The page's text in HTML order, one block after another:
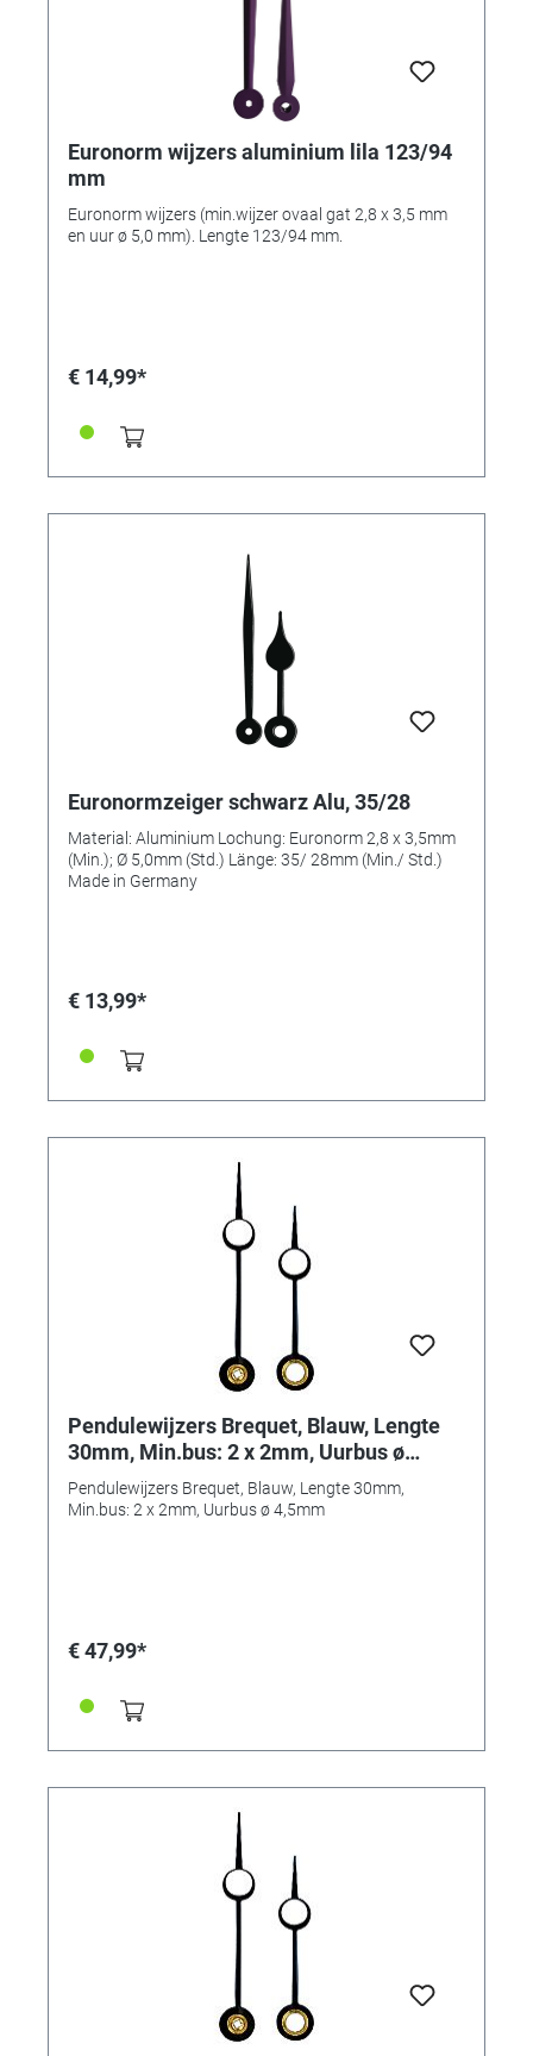
Euronorm wijzers aluminium lila 123/94
mm
Euronorm wijzers (min.wijzer ovaal gat 2,8 x 3,5 mm
en uur ø 5,0 mm). Lengte 123/94 mm.
€ 14,99*
Euronormzeiger schwarz Alu, 35/28
Material: Aluminium Lochung: Euronorm 2,8 x 3,5mm
(Min.); Ø 5,0mm (Std.) Länge: 35/ 28mm (Min./ Std.)
Made in Germany
€ 13,99*
Pendulewijzers Brequet, Blauw, Lengte
30mm, Min.bus: 2 x 2mm, Uurbus ø
4,5mm
Pendulewijzers Brequet, Blauw, Lengte 30mm,
Min.bus: 2 x 2mm, Uurbus ø 4,5mm
€ 47,99*